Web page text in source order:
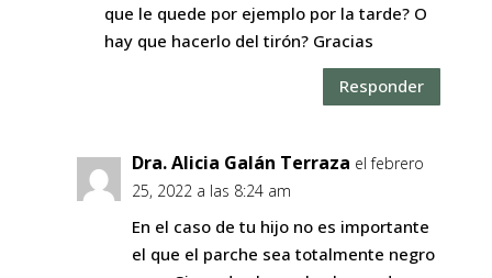
que le quede por ejemplo por la tarde? O
hay que hacerlo del tirón? Gracias
Responder
Dra. Alicia Galán Terraza el febrero
25, 2022 a las 8:24 am
En el caso de tu hijo no es importante
el que el parche sea totalmente negro